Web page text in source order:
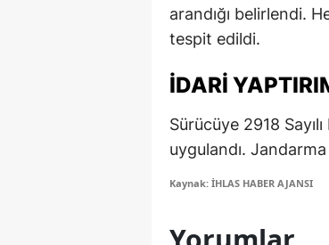
arandığı belirlendi.
tespit edildi.
İDARI
Sürücüye 2918
uygulandı.
Kaynak: İHLAS HABER AJANSI